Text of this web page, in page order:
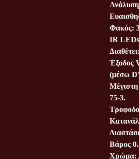
Φακός:
ΙR
Έξοδος
(μέσω
75-3.
Βάρος
Χρώμα: